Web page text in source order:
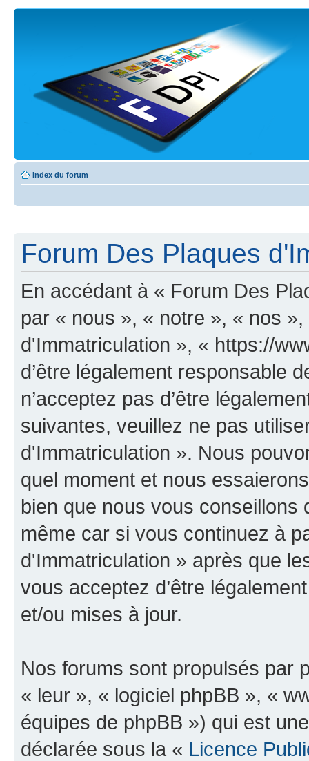
Index du forum
Forum Des Plaques
En accédant à « Forum Des
par « nous », « notre », « nos
d'Immatriculation », « https://
d’être légalement responsable
n’acceptez pas d’être
suivantes, veuillez ne pas
d'Immatriculation ». Nous
quel moment et nous
bien que nous vous
même car si vous continuez à
d'Immatriculation » après que
vous acceptez d’être
et/ou mises à jour.
Nos forums sont propulsés par
« leur », « logiciel phpBB », «
équipes de phpBB ») qui est
déclarée sous la « Licence